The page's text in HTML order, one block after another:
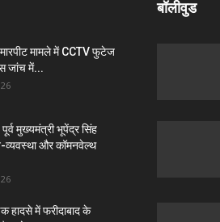
मारपीट मामले में CCTV फुटेज
जांच में...
मुख्यमंत्री भूपेंद्र सिंह
व्यवस्था और कॉमनवेल्थ
हादसे में फरीदाबाद के
बॉलीवुड